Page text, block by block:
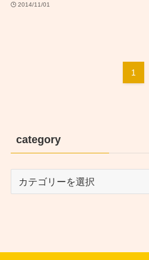
2014/11/01
1
category
category